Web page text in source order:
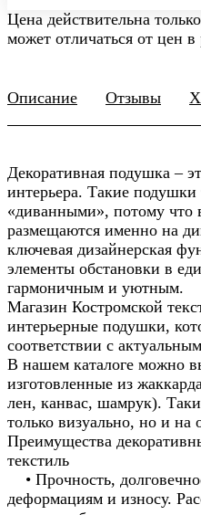
Цена действительна
может отличаться от цен
Описание Отзывы
Декоративная подушка –
интерьера. Такие
«диванными», потому что
размещаются именно на
ключевая дизайнерская
элементы обстановки в
гармоничным и уютным.
Магазин Костромской
интерьерные подушки,
соответствии с
В нашем каталоге можно
изготовленные из
лен, канвас, шамрук).
только визуально, но и на
Преимущества
текстиль
• Прочность,
деформациям и износу.